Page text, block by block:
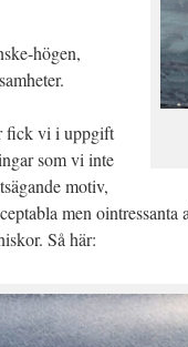
högen,
fick vi i uppgift
som vi inte
motiv,
men
Så här: